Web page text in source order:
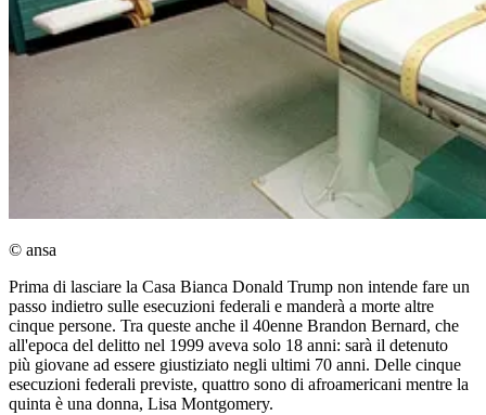
© ansa
Prima di lasciare la Casa Bianca Donald Trump non intende fare un
passo indietro sulle esecuzioni federali e manderà a morte altre
cinque persone. Tra queste anche il 40enne Brandon Bernard, che
all'epoca del delitto nel 1999 aveva solo 18 anni: sarà il detenuto
più giovane ad essere giustiziato negli ultimi 70 anni. Delle cinque
esecuzioni federali previste, quattro sono di afroamericani mentre la
quinta è una donna, Lisa Montgomery.